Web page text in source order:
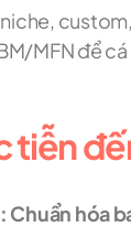
MFN để
tiễn
Chuẩn hóa